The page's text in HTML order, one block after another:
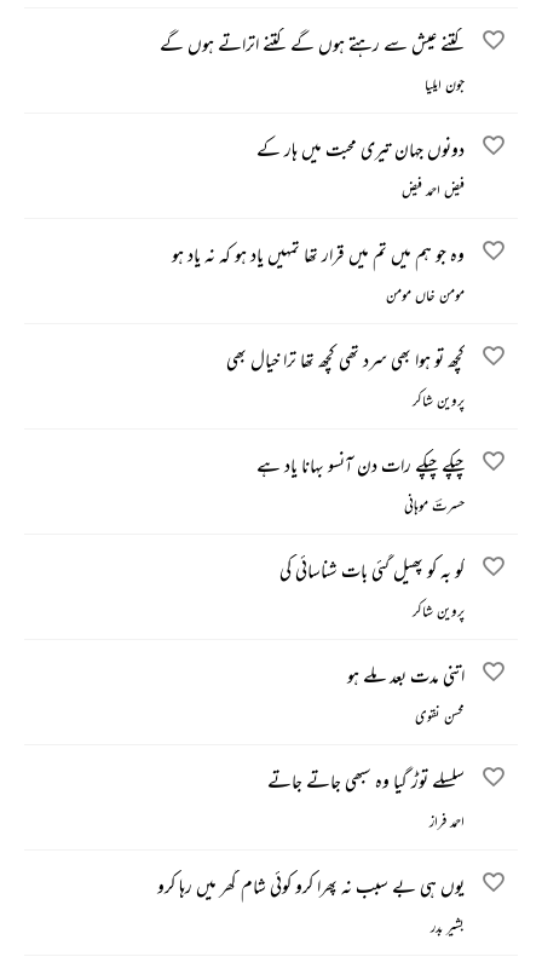
کتنے عیش سے رہتے ہوں گے کتنے اتراتے ہوں گے
جون ایلیا
دونوں جہان تیری محبت میں ہار کے
فیض احمد فیض
وہ جو ہم میں تم میں قرار تھا تمہیں یاد ہو کہ نہ یاد ہو
مومن خاں مومن
کچھ تو ہوا بھی سرد تھی کچھ تھا ترا خیال بھی
پروین شاکر
چپکے چپکے رات دن آنسو بہانا یاد ہے
حسرتؔ موہانی
کو بہ کو پھیل گئی بات شناسائی کی
پروین شاکر
اتنی مدت بعد ملے ہو
محسن نقوی
سلسلے توڑ گیا وہ سبھی جاتے جاتے
احمد فراز
یوں ہی بے سبب نہ پھرا کرو کوئی شام گھر میں رہا کرو
بشیر بدر